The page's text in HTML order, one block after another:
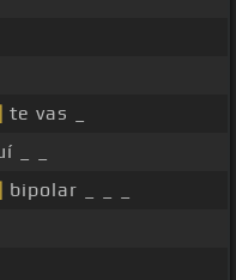
te vas _
_ _
bipolar _ _ _